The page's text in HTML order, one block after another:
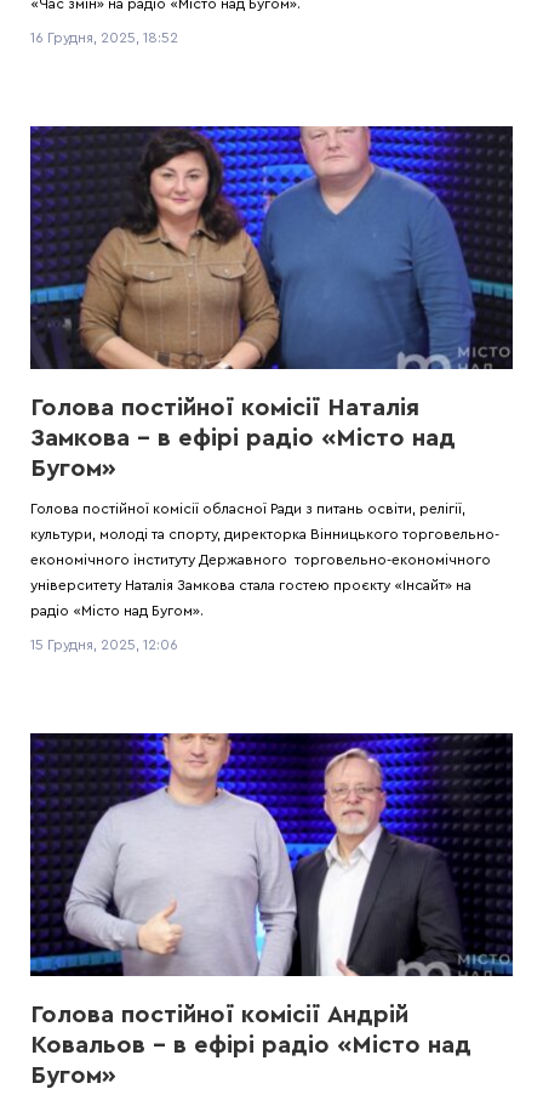
«Час змін» на радіо «Місто над Бугом».
16 Грудня, 2025, 18:52
Голова постійної комісії Наталія
Замкова – в ефірі радіо «Місто над
Бугом»
Голова постійної комісії обласної Ради з питань освіти, релігії,
культури, молоді та спорту, директорка Вінницького торговельно-
економічного інституту Державного торговельно-економічного
університету Наталія Замкова стала гостею проєкту «Інсайт» на
радіо «Місто над Бугом».
15 Грудня, 2025, 12:06
Голова постійної комісії Андрій
Ковальов – в ефірі радіо «Місто над
Бугом»